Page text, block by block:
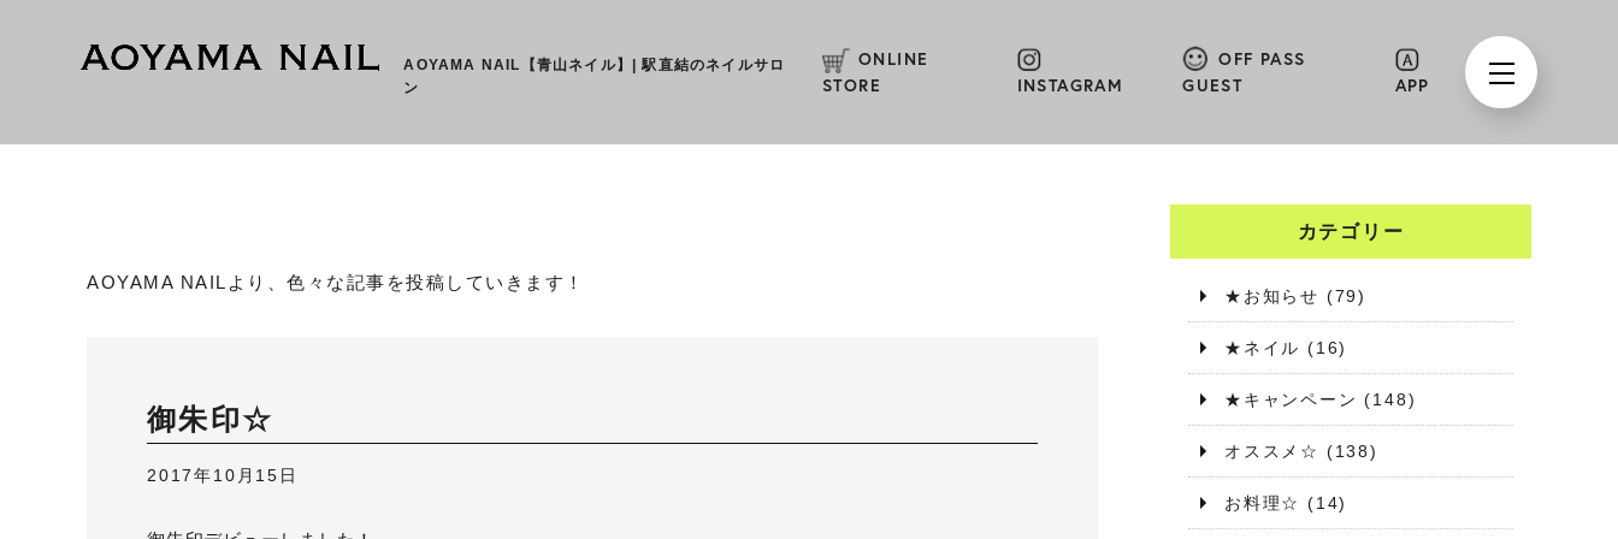
AOYAMA NAIL【青山ネイル】
駅直結のネイルサロ
ン
ONLINE
STORE
INSTAGRAM
OFF PASS
GUEST
APP
AOYAMA NAILより、色々な記事を投稿していきます！
御朱印☆
2017年10月15日
カテゴリー
★お知らせ (79)
★ネイル (16)
★キャンペーン (148)
オススメ☆ (138)
お料理☆ (14)